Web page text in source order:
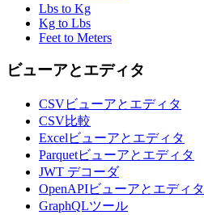
Lbs to Kg
Kg to Lbs
Feet to Meters
ビューアとエディタ
CSVビューアとエディタ
CSV比較
Excelビューアとエディタ
Parquetビューアとエディタ
JWT デコーダ
OpenAPIビューアとエディタ
GraphQLツール